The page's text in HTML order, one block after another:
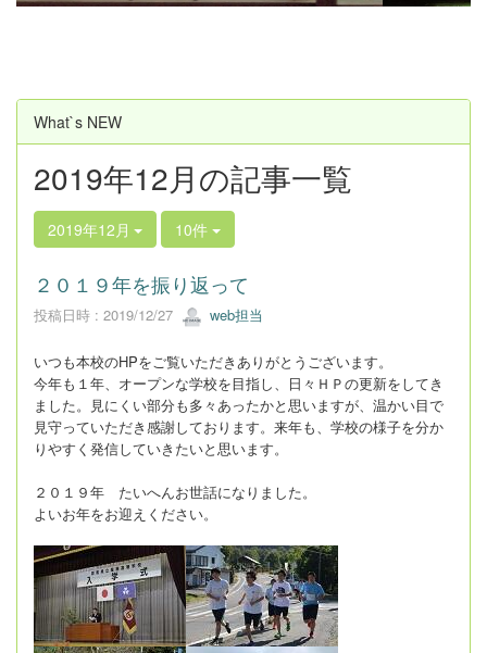
What`s NEW
2019年12月の記事一覧
2019年12月 10件
２０１９年を振り返って
投稿日時 : 2019/12/27 web担当
いつも本校のHPをご覧いただきありがとうございます。
今年も１年、オープンな学校を目指し、日々ＨＰの更新をしてき
ました。見にくい部分も多々あったかと思いますが、温かい目で
見守っていただき感謝しております。来年も、学校の様子を分か
りやすく発信していきたいと思います。
２０１９年 たいへんお世話になりました。
よいお年をお迎えください。